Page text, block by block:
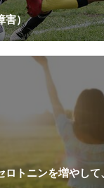
害）
ロトニンを増やして